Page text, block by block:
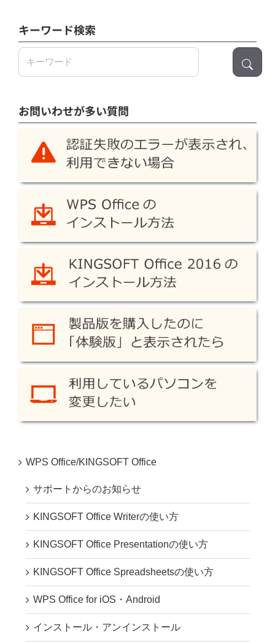
キーワード検索
検
お問いわせが多い質問
WPS Office/KINGSOFT Office
サポートからのお知らせ
KINGSOFT Office Writerの使い方
KINGSOFT Office Presentationの使い方
KINGSOFT Office Spreadsheetsの使い方
WPS Office for iOS・Android
インストール・アンインストール